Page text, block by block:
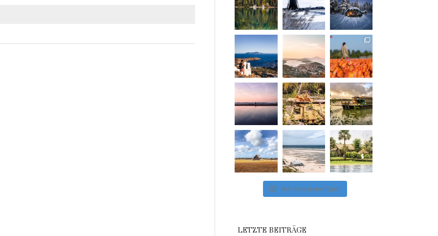
Auf Instagram folgen
LETZTE BEITRÄGE